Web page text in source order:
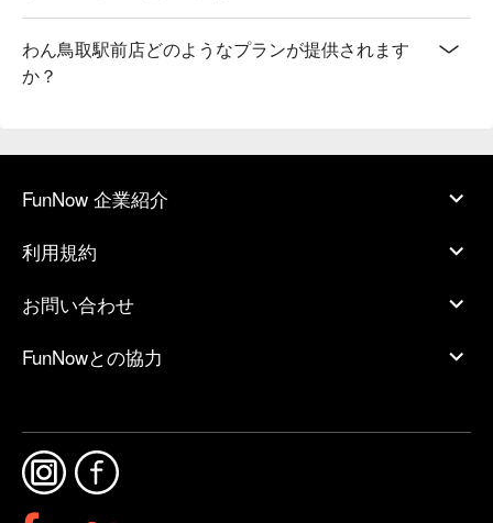
わん鳥取駅前店どのようなプランが提供されます
か？
FunNow 企業紹介
利用規約
お問い合わせ
FunNowとの協力